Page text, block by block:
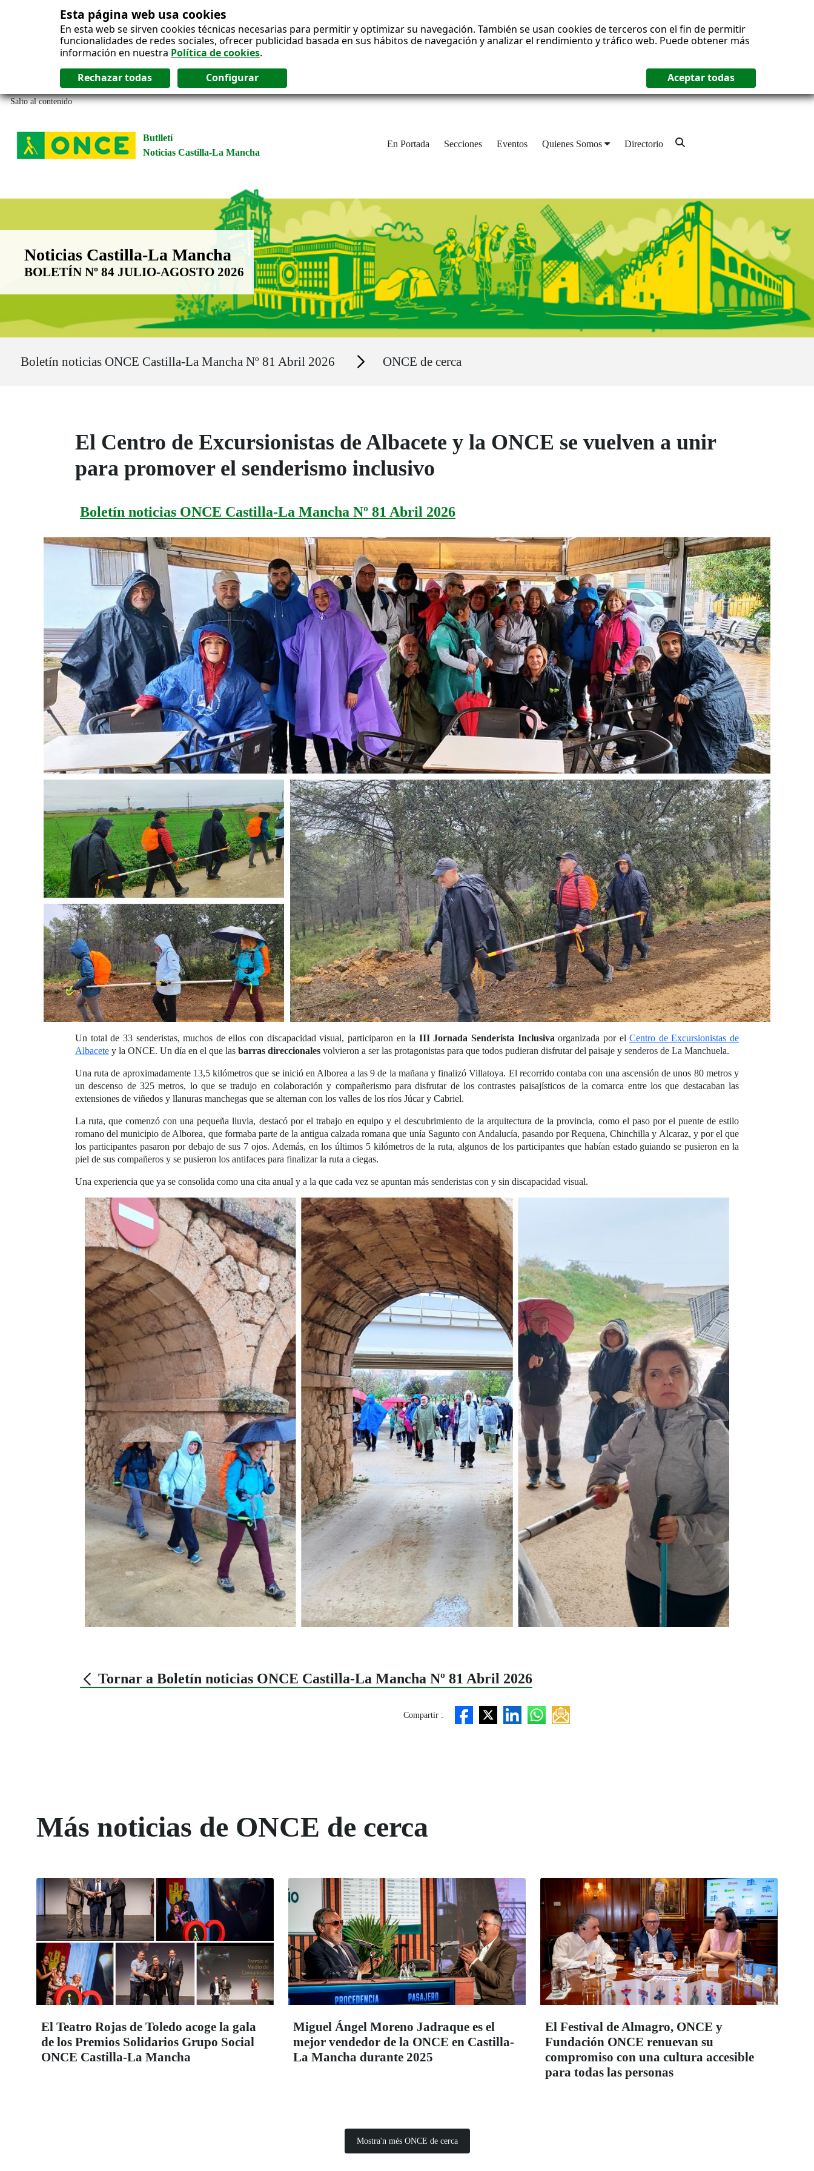
Esta página web usa cookies
En esta web se sirven cookies técnicas necesarias para permitir y optimizar su navegación. También se usan cookies de terceros con el fin de permitir
funcionalidades de redes sociales, ofrecer publicidad basada en sus hábitos de navegación y analizar el rendimiento y tráfico web. Puede obtener más
información en nuestra Política de cookies.
Salto al contenido
Butlletí
Noticias Castilla-La Mancha
En Portada Secciones Eventos Quienes Somos Directorio
Boletín Noticias Castilla-La Mancha
Noticias Castilla-La Mancha
BOLETÍN Nº 84 JULIO-AGOSTO 2026
Boletín noticias ONCE Castilla-La Mancha Nº 81 Abril 2026 Secciones ONCE de cerca
El Centro de Excursionistas de Albacete y la ONCE se vuelven a unir
para promover el senderismo inclusivo
Boletín noticias ONCE Castilla-La Mancha Nº 81 Abril 2026
Un total de 33 senderistas, muchos de ellos con discapacidad visual, participaron en la III Jornada Senderista Inclusiva organizada por elCentro de Excursionistas de
Albacete y la ONCE. Un día en el que las barras direccionales volvieron a ser las protagonistas para que todos pudieran disfrutar del paisaje y senderos de La Manchuela.
Una ruta de aproximadamente 13,5 kilómetros que se inició en Alborea a las 9 de la mañana y finalizó Villatoya. El recorrido contaba con una ascensión de unos 80 metros y
un descenso de 325 metros, lo que se tradujo en colaboración y compañerismo para disfrutar de los contrastes paisajísticos de la comarca entre los que destacaban las
extensiones de viñedos y llanuras manchegas que se alternan con los valles de los ríos Júcar y Cabriel.
La ruta, que comenzó con una pequeña lluvia, destacó por el trabajo en equipo y el descubrimiento de la arquitectura de la provincia, como el paso por el puente de estilo
romano del municipio de Alborea, que formaba parte de la antigua calzada romana que unía Sagunto con Andalucía, pasando por Requena, Chinchilla y Alcaraz, y por el que
los participantes pasaron por debajo de sus 7 ojos. Además, en los últimos 5 kilómetros de la ruta, algunos de los participantes que habían estado guiando se pusieron en la
piel de sus compañeros y se pusieron los antifaces para finalizar la ruta a ciegas.
Una experiencia que ya se consolida como una cita anual y a la que cada vez se apuntan más senderistas con y sin discapacidad visual.
Tornar a Boletín noticias ONCE Castilla-La Mancha Nº 81 Abril 2026
Compartir :
Más noticias de ONCE de cerca
El Teatro Rojas de Toledo acoge la gala
de los Premios Solidarios Grupo Social
ONCE Castilla-La Mancha
Miguel Ángel Moreno Jadraque es el
mejor vendedor de la ONCE en Castilla-
La Mancha durante 2025
El Festival de Almagro, ONCE y
Fundación ONCE renuevan su
compromiso con una cultura accesible
para todas las personas
Mostra'n més ONCE de cerca